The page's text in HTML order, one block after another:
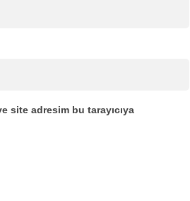
site adresim bu tarayıcıya